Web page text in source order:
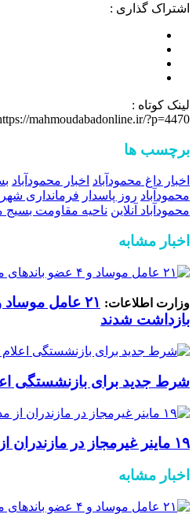
اشتراک گذاری :
لینک کوتاه :
mahmoudabadonline.ir/?p=4470
برچسب ها
اخبار داغ محمودآباد اخبار محمودآباد
محمودآباد روز پاسدار فرمانداری
محمودآباد آنلاین ناحیه مقاومت بسیج
اخبار مشابه
وزارت اطلاعات:
بازداشت شدند
شرط جدید برای بازنشستگی
۱۹ ماینر غیرمجاز در مازندران از مدار خارج شد
اخبار مشابه